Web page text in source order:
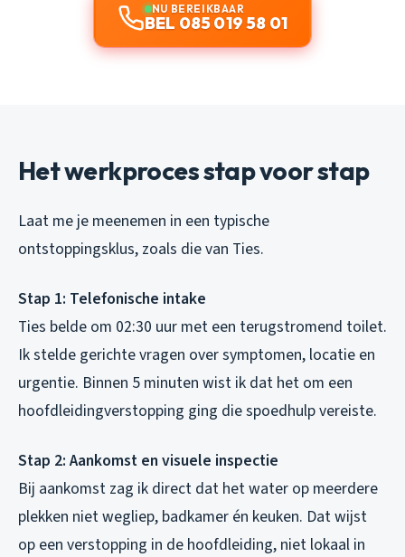
NU BEREIKBAAR
BEL 085 019 58 01
Het werkproces stap voor stap
Laat me je meenemen in een typische
ontstoppingsklus, zoals die van Ties.
Stap 1: Telefonische intake
Ties belde om 02:30 uur met een terugstromend toilet.
Ik stelde gerichte vragen over symptomen, locatie en
urgentie. Binnen 5 minuten wist ik dat het om een
hoofdleidingverstopping ging die spoedhulp vereiste.
Stap 2: Aankomst en visuele inspectie
Bij aankomst zag ik direct dat het water op meerdere
plekken niet wegliep, badkamer én keuken. Dat wijst
op een verstopping in de hoofdleiding, niet lokaal in